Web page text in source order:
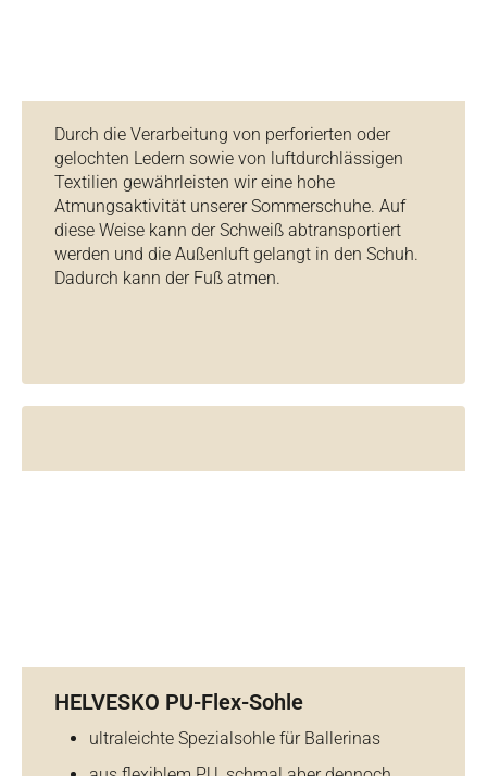
Durch die Verarbeitung von perforierten oder
gelochten Ledern sowie von luftdurchlässigen
Textilien gewährleisten wir eine hohe
Atmungsaktivität unserer Sommerschuhe. Auf
diese Weise kann der Schweiß abtransportiert
werden und die Außenluft gelangt in den Schuh.
Dadurch kann der Fuß atmen.
HELVESKO PU-Flex-Sohle
ultraleichte Spezialsohle für Ballerinas